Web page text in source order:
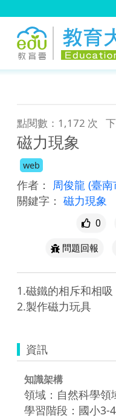
點閱數：1,172 次
磁力現象
web
作者： 周俊龍 (臺
關鍵字： 磁力現象
0
問題回報
1.磁鐵的相斥和相吸
2.製作磁力玩具
資訊
知識架構
領域：自然科學領
學習階段：國小3-